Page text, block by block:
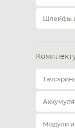
Шлейфы
Модули